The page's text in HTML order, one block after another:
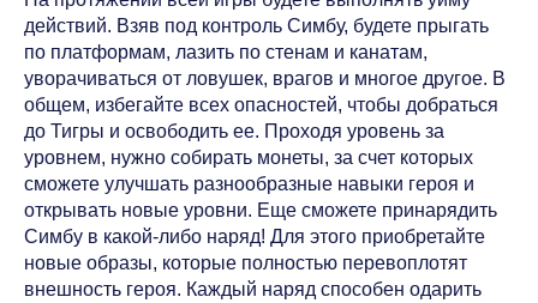
действий. Взяв под контроль Симбу, будете прыгать
по платформам, лазить по стенам и канатам,
уворачиваться от ловушек, врагов и многое другое. В
общем, избегайте всех опасностей, чтобы добраться
до Тигры и освободить ее. Проходя уровень за
уровнем, нужно собирать монеты, за счет которых
сможете улучшать разнообразные навыки героя и
открывать новые уровни. Еще сможете принарядить
Симбу в какой-либо наряд! Для этого приобретайте
новые образы, которые полностью перевоплотят
внешность героя. Каждый наряд способен одарить